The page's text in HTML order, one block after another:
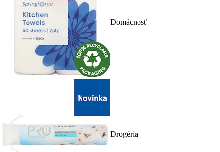
Domácnosť
Drogéria